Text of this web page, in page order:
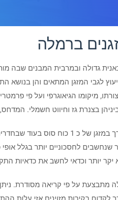
ברמלה
גדולה ובמרבית המבנים שבה
לגבי המזגן המתאים והן
מיקומו הגיאוגרפי ועל פי
בצנרת גז וחיווט חשמלי.
שנחשבים לחסכוניים יותר
יותר וכדאי לחשב את כדאיות
מתבצעת על פי קריאה מסודרת.